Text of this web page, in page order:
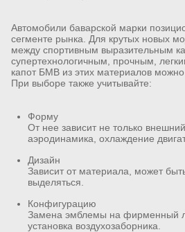
Автомобили баварской марки
сегменте рынка. Для крутых новых
между спортивным выразительным
супертехнологичным, прочным,
капот БМВ из этих материалов
При выборе также учитывайте:
Форму
От нее зависит не только
аэродинамика, охлаждение
Дизайн
Зависит от материала, может
выделяться.
Конфигурацию
Замена эмблемы на фирменный
установка воздухозаборника.